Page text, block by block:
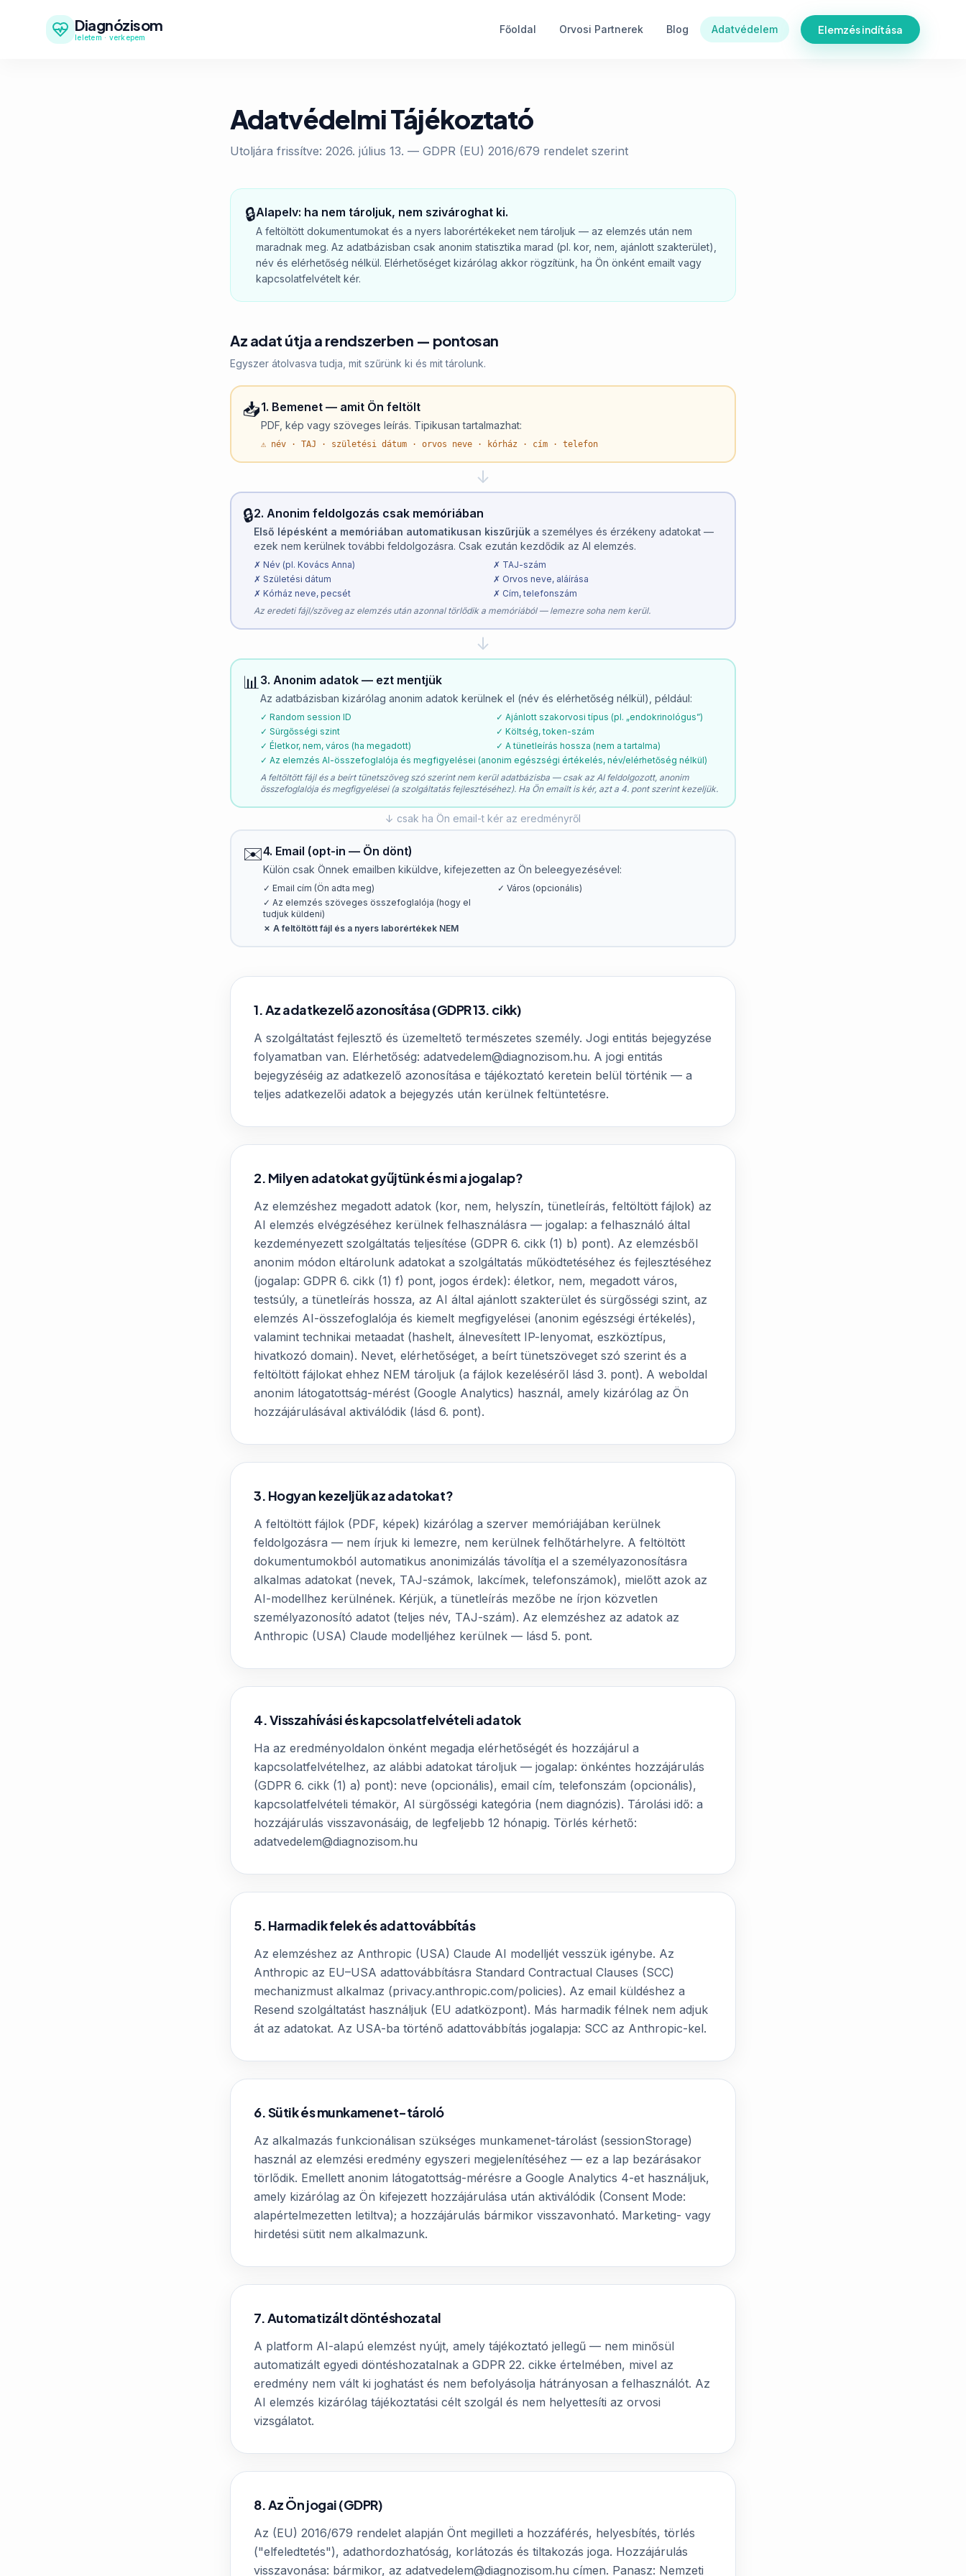
Diagnózisom
leletem · verkepem
Főoldal Orvosi Partnerek Blog Adatvédelem Elemzés indítása
Adatvédelmi Tájékoztató
Utoljára frissítve: 2026. július 13. — GDPR (EU) 2016/679 rendelet szerint
🔒Alapelv: ha nem tároljuk, nem szivároghat ki.
A feltöltött dokumentumokat és a nyers laborértékeket nem tároljuk — az elemzés után nem
maradnak meg. Az adatbázisban csak anonim statisztika marad (pl. kor, nem, ajánlott szakterület),
név és elérhetőség nélkül. Elérhetőséget kizárólag akkor rögzítünk, ha Ön önként emailt vagy
kapcsolatfelvételt kér.
Az adat útja a rendszerben — pontosan
Egyszer átolvasva tudja, mit szűrünk ki és mit tárolunk.
📥1. Bemenet — amit Ön feltölt
PDF, kép vagy szöveges leírás. Tipikusan tartalmazhat:
⚠ név · TAJ · születési dátum · orvos neve · kórház · cím · telefon
↓
🔒2. Anonim feldolgozás csak memóriában
Első lépésként a memóriában automatikusan kiszűrjük a személyes és érzékeny adatokat —
ezek nem kerülnek további feldolgozásra. Csak ezután kezdődik az AI elemzés.
✗ Név (pl. Kovács Anna)
✗ TAJ-szám
✗ Születési dátum
✗ Orvos neve, aláírása
✗ Kórház neve, pecsét
✗ Cím, telefonszám
Az eredeti fájl/szöveg az elemzés után azonnal törlődik a memóriából — lemezre soha nem kerül.
↓
📊3. Anonim adatok — ezt mentjük
Az adatbázisban kizárólag anonim adatok kerülnek el (név és elérhetőség nélkül), például:
✓ Random session ID
✓ Ajánlott szakorvosi típus (pl. „endokrinológus”)
✓ Sürgősségi szint
✓ Költség, token-szám
✓ Életkor, nem, város (ha megadott)
✓ A tünetleírás hossza (nem a tartalma)
✓ Az elemzés AI-összefoglalója és megfigyelései (anonim egészségi értékelés, név/elérhetőség nélkül)
A feltöltött fájl és a beírt tünetszöveg szó szerint nem kerül adatbázisba — csak az AI feldolgozott, anonim
összefoglalója és megfigyelései (a szolgáltatás fejlesztéséhez). Ha Ön emailt is kér, azt a 4. pont szerint kezeljük.
↓ csak ha Ön email-t kér az eredményről
✉️4. Email (opt-in — Ön dönt)
Külön csak Önnek emailben kiküldve, kifejezetten az Ön beleegyezésével:
✓ Email cím (Ön adta meg)
✓ Város (opcionális)
✓ Az elemzés szöveges összefoglalója (hogy el
tudjuk küldeni)
✗ A feltöltött fájl és a nyers laborértékek NEM
1. Az adatkezelő azonosítása (GDPR 13. cikk)
A szolgáltatást fejlesztő és üzemeltető természetes személy. Jogi entitás bejegyzése
folyamatban van. Elérhetőség: adatvedelem@diagnozisom.hu. A jogi entitás
bejegyzéséig az adatkezelő azonosítása e tájékoztató keretein belül történik — a
teljes adatkezelői adatok a bejegyzés után kerülnek feltüntetésre.
2. Milyen adatokat gyűjtünk és mi a jogalap?
Az elemzéshez megadott adatok (kor, nem, helyszín, tünetleírás, feltöltött fájlok) az
AI elemzés elvégzéséhez kerülnek felhasználásra — jogalap: a felhasználó által
kezdeményezett szolgáltatás teljesítése (GDPR 6. cikk (1) b) pont). Az elemzésből
anonim módon eltárolunk adatokat a szolgáltatás működtetéséhez és fejlesztéséhez
(jogalap: GDPR 6. cikk (1) f) pont, jogos érdek): életkor, nem, megadott város,
testsúly, a tünetleírás hossza, az AI által ajánlott szakterület és sürgősségi szint, az
elemzés AI-összefoglalója és kiemelt megfigyelései (anonim egészségi értékelés),
valamint technikai metaadat (hashelt, álnevesített IP-lenyomat, eszköztípus,
hivatkozó domain). Nevet, elérhetőséget, a beírt tünetszöveget szó szerint és a
feltöltött fájlokat ehhez NEM tároljuk (a fájlok kezeléséről lásd 3. pont). A weboldal
anonim látogatottság-mérést (Google Analytics) használ, amely kizárólag az Ön
hozzájárulásával aktiválódik (lásd 6. pont).
3. Hogyan kezeljük az adatokat?
A feltöltött fájlok (PDF, képek) kizárólag a szerver memóriájában kerülnek
feldolgozásra — nem írjuk ki lemezre, nem kerülnek felhőtárhelyre. A feltöltött
dokumentumokból automatikus anonimizálás távolítja el a személyazonosításra
alkalmas adatokat (nevek, TAJ-számok, lakcímek, telefonszámok), mielőtt azok az
AI-modellhez kerülnének. Kérjük, a tünetleírás mezőbe ne írjon közvetlen
személyazonosító adatot (teljes név, TAJ-szám). Az elemzéshez az adatok az
Anthropic (USA) Claude modelljéhez kerülnek — lásd 5. pont.
4. Visszahívási és kapcsolatfelvételi adatok
Ha az eredményoldalon önként megadja elérhetőségét és hozzájárul a
kapcsolatfelvételhez, az alábbi adatokat tároljuk — jogalap: önkéntes hozzájárulás
(GDPR 6. cikk (1) a) pont): neve (opcionális), email cím, telefonszám (opcionális),
kapcsolatfelvételi témakör, AI sürgősségi kategória (nem diagnózis). Tárolási idő: a
hozzájárulás visszavonásáig, de legfeljebb 12 hónapig. Törlés kérhető:
adatvedelem@diagnozisom.hu
5. Harmadik felek és adattovábbítás
Az elemzéshez az Anthropic (USA) Claude AI modelljét vesszük igénybe. Az
Anthropic az EU–USA adattovábbításra Standard Contractual Clauses (SCC)
mechanizmust alkalmaz (privacy.anthropic.com/policies). Az email küldéshez a
Resend szolgáltatást használjuk (EU adatközpont). Más harmadik félnek nem adjuk
át az adatokat. Az USA-ba történő adattovábbítás jogalapja: SCC az Anthropic-kel.
6. Sütik és munkamenet-tároló
Az alkalmazás funkcionálisan szükséges munkamenet-tárolást (sessionStorage)
használ az elemzési eredmény egyszeri megjelenítéséhez — ez a lap bezárásakor
törlődik. Emellett anonim látogatottság-mérésre a Google Analytics 4-et használjuk,
amely kizárólag az Ön kifejezett hozzájárulása után aktiválódik (Consent Mode:
alapértelmezetten letiltva); a hozzájárulás bármikor visszavonható. Marketing- vagy
hirdetési sütit nem alkalmazunk.
7. Automatizált döntéshozatal
A platform AI-alapú elemzést nyújt, amely tájékoztató jellegű — nem minősül
automatizált egyedi döntéshozatalnak a GDPR 22. cikke értelmében, mivel az
eredmény nem vált ki joghatást és nem befolyásolja hátrányosan a felhasználót. Az
AI elemzés kizárólag tájékoztatási célt szolgál és nem helyettesíti az orvosi
vizsgálatot.
8. Az Ön jogai (GDPR)
Az (EU) 2016/679 rendelet alapján Önt megilleti a hozzáférés, helyesbítés, törlés
("elfeledtetés"), adathordozhatóság, korlátozás és tiltakozás joga. Hozzájárulás
visszavonása: bármikor, az adatvedelem@diagnozisom.hu címen. Panasz: Nemzeti